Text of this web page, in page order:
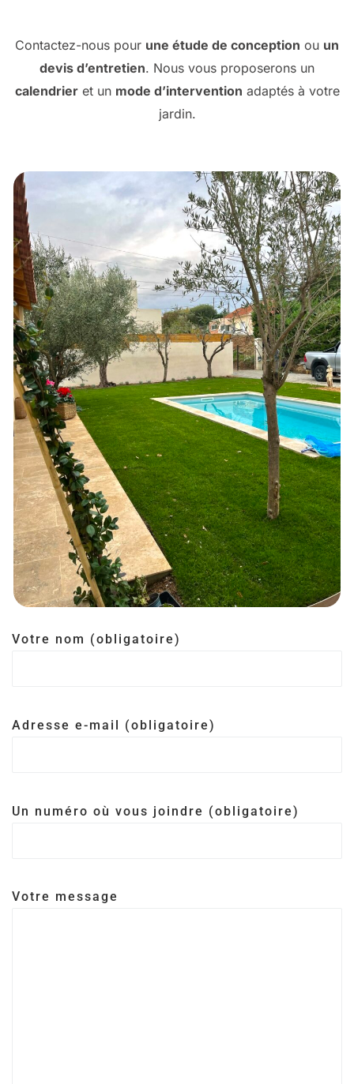
Contactez-nous pour une étude de conception ou un
devis d’entretien. Nous vous proposerons un
calendrieret un mode d’intervention adaptés à votre
jardin.
Votre nom (obligatoire)
Adresse e-mail (obligatoire)
Un numéro où vous joindre (obligatoire)
Votre message